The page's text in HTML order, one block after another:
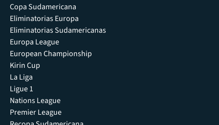
Copa Sudamericana
Eliminatorias Europa
Eliminatorias Sudamericanas
Europa League
European Championship
Kirin Cup
La Liga
Ligue 1
Nations League
Premier League